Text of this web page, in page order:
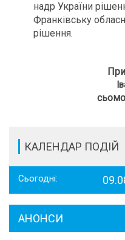
надр України
Франківську
рішення.
КАЛЕНДАР ПОДІЙ
Сьогодні:
АНОНСИ